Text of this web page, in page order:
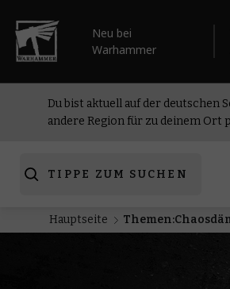
Neu bei
Warhammer
Du bist aktuell auf der deutschen
andere Region für zu deinem Ort
TIPPE ZUM SUCHEN
Hauptseite